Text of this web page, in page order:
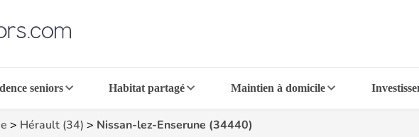
seniors Habitat partagé Maintien à domicile
> Hérault (34) > Nissan-lez-Enserune (34440)